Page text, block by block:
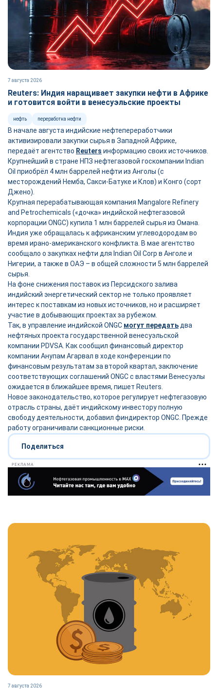
7 августа 2026
Reuters: Индия наращивает закупки нефти в Африке
и готовится войти в венесуэльские проекты
нефть переработка нефти
В начале августа индийские нефтепереработчики
активизировали закупки сырья в Западной Африке,
передаёт агентство Reuters информацию своих источников.
Крупнейший в стране НПЗ нефтегазовой госкомпании Indian
Oil приобрёл 4 млн баррелей нефти из Анголы (с
месторождений Немба, Сакси-Батуке и Клов) и Конго (сорт
Джено).
Крупная перерабатывающая компания Mangalore Refinery
and Petrochemicals («дочка» индийской нефтегазовой
корпорации ONGC) купила 1 млн баррелей сырья из Омана.
Индия уже обращалась к африканским углеводородам во
время ирано-американского конфликта. В мае агентство
сообщало о закупках нефти для Indian Oil Corp в Анголе и
Нигерии, а также в ОАЭ – в общей сложности 5 млн баррелей
сырья.
На фоне снижения поставок из Персидского залива
индийский энергетический сектор не только проявляет
интерес к поставкам из новых источников, но и расширяет
участие в добывающих проектах за рубежом.
Так, в управление индийской ONGC могут передать два
нефтяных проекта государственной венесуэльской
компании PDVSA. Как сообщил финансовый директор
компании Анупам Агарвал в ходе конференции по
финансовым результатам за второй квартал, заключение
соответствующих соглашений ONGC с властями Венесуэлы
ожидается в ближайшее время, пишет Reuters.
Новое законодательство, которое регулирует нефтегазовую
отрасль страны, даёт индийскому инвестору полную
свободу деятельности, добавил финдиректор ONGC. Прежде
работу ограничивали санкционные риски.
Поделиться
РЕКЛАМА
7 августа 2026